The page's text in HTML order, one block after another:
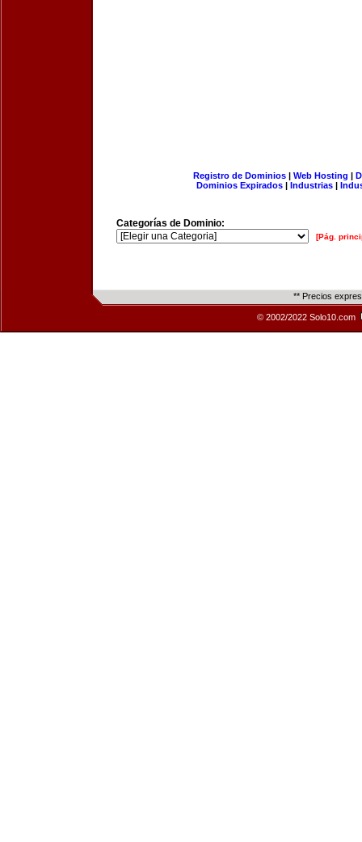
Registro de Dominios| Web Hosting |
Dominios Expirados | Industrias |
Categorías de Dominio:
[Pág.
** Precios
© 2002/2022 Solo10.com